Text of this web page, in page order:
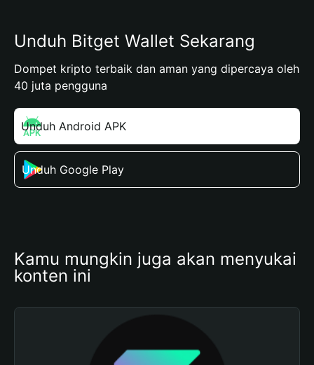
Unduh Bitget Wallet Sekarang
Dompet kripto terbaik dan aman yang dipercaya oleh
40 juta pengguna
Unduh Android APK
Unduh Google Play
Kamu mungkin juga akan menyukai
konten ini